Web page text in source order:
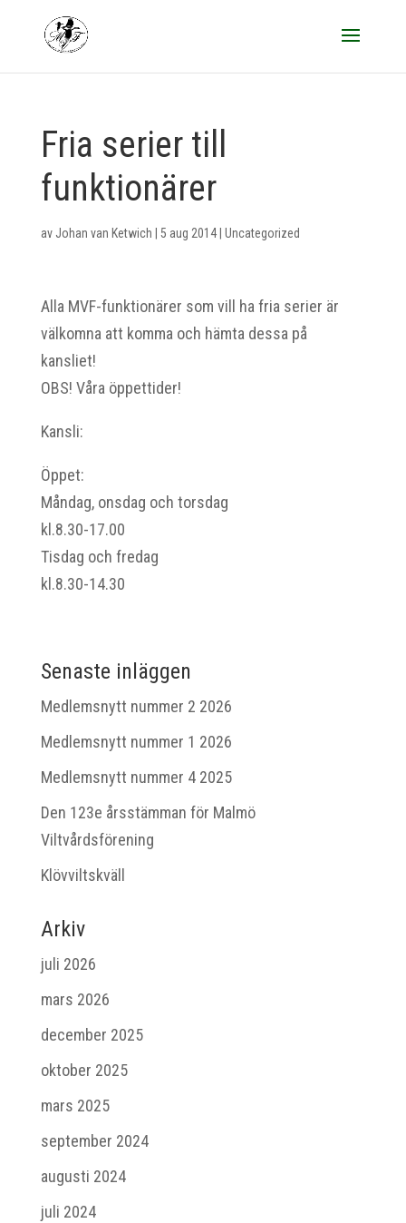
Fria serier till
funktionärer
av Johan van Ketwich 5 aug 2014| Uncategorized
Alla MVF-funktionärer som vill ha fria serier är
välkomna att komma och hämta dessa på
kansliet!
OBS! Våra öppettider!
Kansli:
Öppet:
Måndag, onsdag och torsdag
kl.8.30-17.00
Tisdag och fredag
kl.8.30-14.30
Senaste inläggen
Medlemsnytt nummer 2 2026
Medlemsnytt nummer 1 2026
Medlemsnytt nummer 4 2025
Den 123e årsstämman för Malmö
Viltvårdsförening
Klövviltskväll
Arkiv
juli 2026
mars 2026
december 2025
oktober 2025
mars 2025
september 2024
augusti 2024
juli 2024